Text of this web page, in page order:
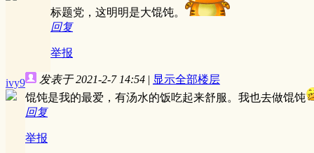
标题党，这明明是大馄饨。
回复
举报
ivy9 发表于 2021-2-7 14:54 | 显示全部楼层
馄饨是我的最爱，有汤水的饭吃起来舒服。我也去做馄饨
回复
举报